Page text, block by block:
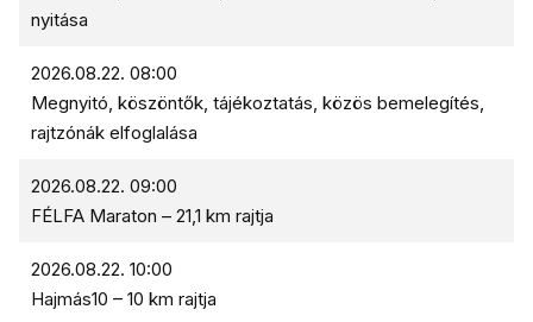
nyitása
2026.08.22. 08:00
Megnyitó, köszöntők, tájékoztatás, közös bemelegítés,
rajtzónák elfoglalása
2026.08.22. 09:00
FÉLFA Maraton – 21,1 km rajtja
2026.08.22. 10:00
Hajmás10 – 10 km rajtja